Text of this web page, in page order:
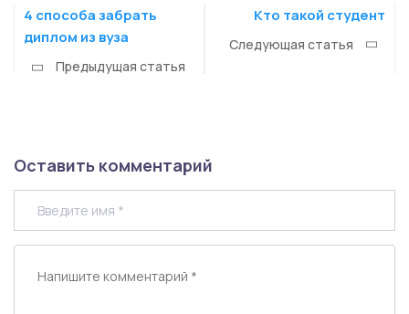
4 способа забрать
диплом из вуза
Предыдущая статья
Кто такой студент
Следующая статья
Оставить комментарий